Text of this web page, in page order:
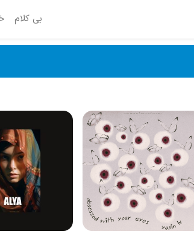
بی کلام